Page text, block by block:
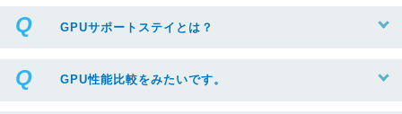
GPUサポートステイとは？
GPU性能比較をみたいです。